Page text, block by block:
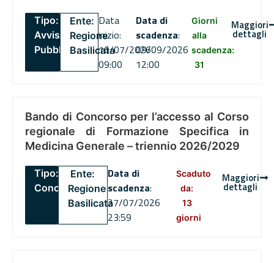
Tipo:
Avviso
Pubblico
Ente:
Regione
Basilicata
Data
inizio:
16/07/2026
09:00
Data di
scadenza:
09/09/2026
12:00
Giorni
alla
scadenza:
31
Maggiori
dettagli
Bando di Concorso per l’accesso al Corso
regionale di Formazione Specifica in
Medicina Generale – triennio 2026/2029
Tipo:
Concorsi
Ente:
Regione
Basilicata
Data di
scadenza:
27/07/2026
23:59
Scaduto
da:
13
giorni
Maggiori
dettagli